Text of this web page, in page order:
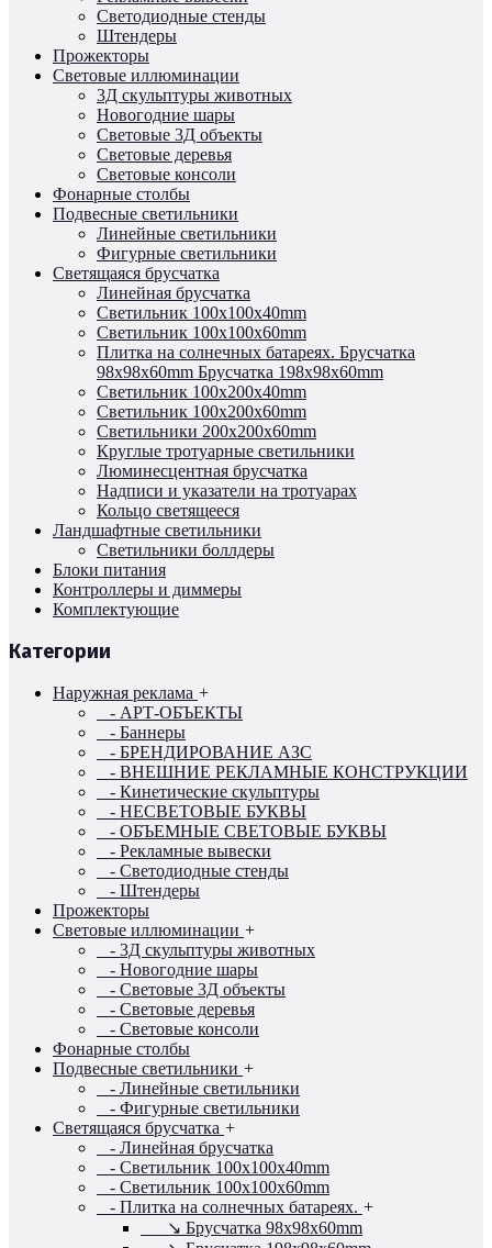
Светодиодные стенды
Штендеры
Прожекторы
Световые иллюминации
3Д скульптуры животных
Новогодние шары
Световые 3Д объекты
Световые деревья
Световые консоли
Фонарные столбы
Подвесные светильники
Линейные светильники
Фигурные светильники
Светящаяся брусчатка
Линейная брусчатка
Светильник 100x100x40mm
Светильник 100x100x60mm
Плитка на солнечных батареях. Брусчатка
98x98x60mm Брусчатка 198x98x60mm
Светильник 100x200x40mm
Светильник 100x200x60mm
Светильники 200x200x60mm
Круглые тротуарные светильники
Люминесцентная брусчатка
Надписи и указатели на тротуарах
Кольцо светящееся
Ландшафтные светильники
Светильники боллдеры
Блоки питания
Контроллеры и диммеры
Комплектующие
Категории
Наружная реклама +
- АРТ-ОБЪЕКТЫ
- Баннеры
- БРЕНДИРОВАНИЕ АЗС
- ВНЕШНИЕ РЕКЛАМНЫЕ КОНСТРУКЦИИ
- Кинетические скульптуры
- НЕСВЕТОВЫЕ БУКВЫ
- ОБЪЕМНЫЕ СВЕТОВЫЕ БУКВЫ
- Рекламные вывески
- Светодиодные стенды
- Штендеры
Прожекторы
Световые иллюминации +
- 3Д скульптуры животных
- Новогодние шары
- Световые 3Д объекты
- Световые деревья
- Световые консоли
Фонарные столбы
Подвесные светильники +
- Линейные светильники
- Фигурные светильники
Светящаяся брусчатка +
- Линейная брусчатка
- Светильник 100x100x40mm
- Светильник 100x100x60mm
- Плитка на солнечных батареях. +
↘ Брусчатка 98x98x60mm